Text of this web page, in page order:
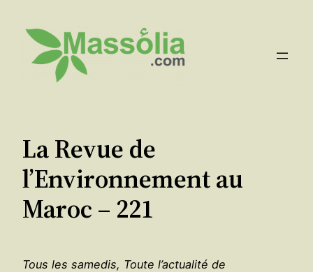
contenu
La Revue de
l’Environnement au
Maroc – 221
Tous les samedis, Toute l’actualité de